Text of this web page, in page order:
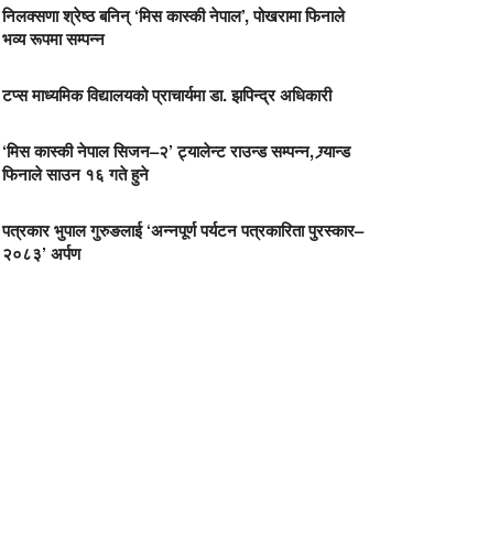
निलक्सणा श्रेष्ठ बनिन् ‘मिस कास्की नेपाल’, पोखरामा फिनाले
भव्य रूपमा सम्पन्न
टप्स माध्यमिक विद्यालयको प्राचार्यमा डा. झपिन्द्र अधिकारी
‘मिस कास्की नेपाल सिजन–२’ ट्यालेन्ट राउन्ड सम्पन्न, ग्र्यान्ड
फिनाले साउन १६ गते हुने
पत्रकार भुपाल गुरुङलाई ‘अन्नपूर्ण पर्यटन पत्रकारिता पुरस्कार–
२०८३’ अर्पण